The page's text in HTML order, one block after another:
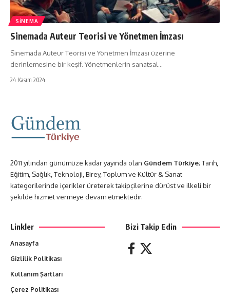
SINEMA
Sinemada Auteur Teorisi ve Yönetmen İmzası
Sinemada Auteur Teorisi ve Yönetmen İmzası üzerine
derinlemesine bir keşif. Yönetmenlerin sanatsal…
24 Kasım 2024
2011 yılından günümüze kadar yayında olan Gündem Türkiye; Tarih,
Eğitim, Sağlık, Teknoloji, Birey, Toplum ve Kültür & Sanat
kategorilerinde içerikler üreterek takipçilerine dürüst ve ilkeli bir
şekilde hizmet vermeye devam etmektedir.
Linkler
Anasayfa
Gizlilik Politikası
Kullanım Şartları
Çerez Politikası
Bizi Takip Edin